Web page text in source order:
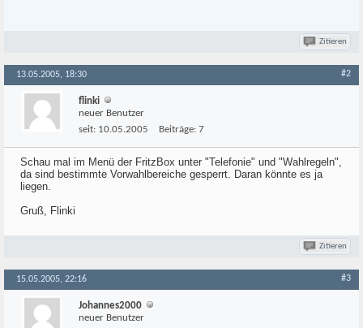
Zitieren
13.05.2005, 18:30 #2
flinki
neuer Benutzer
seit: 10.05.2005 Beiträge: 7
Schau mal im Menü der FritzBox unter "Telefonie" und "Wahlregeln",
da sind bestimmte Vorwahlbereiche gesperrt. Daran könnte es ja
liegen.
Gruß, Flinki
Zitieren
15.05.2005, 22:16 #3
Johannes2000
neuer Benutzer